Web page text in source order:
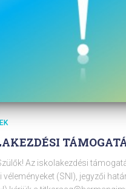
Az iskolakezdési
véleményeket (SNI), jegyzői